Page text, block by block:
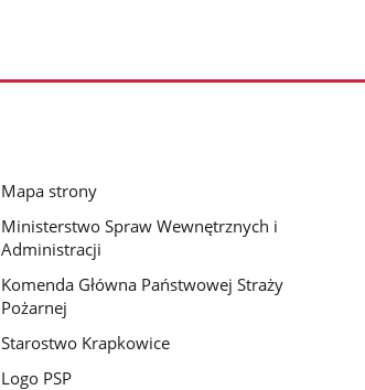
Mapa strony
Ministerstwo Spraw Wewnętrznych i
Administracji
Komenda Główna Państwowej Straży
Pożarnej
Starostwo Krapkowice
Logo PSP